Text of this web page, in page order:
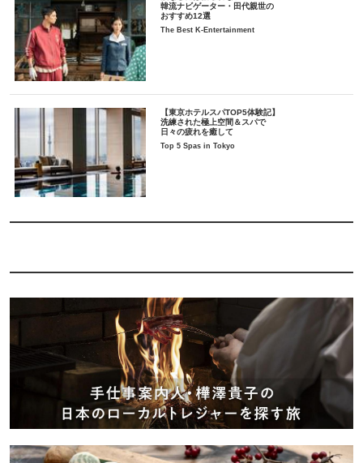
韓流ナビゲーター・田代親世の
おすすめ12選
The Best K-Entertainment
【東京ホテルスパTOP5体験記】
洗練された極上空間＆スパで
日々の疲れを癒して
Top 5 Spas in Tokyo